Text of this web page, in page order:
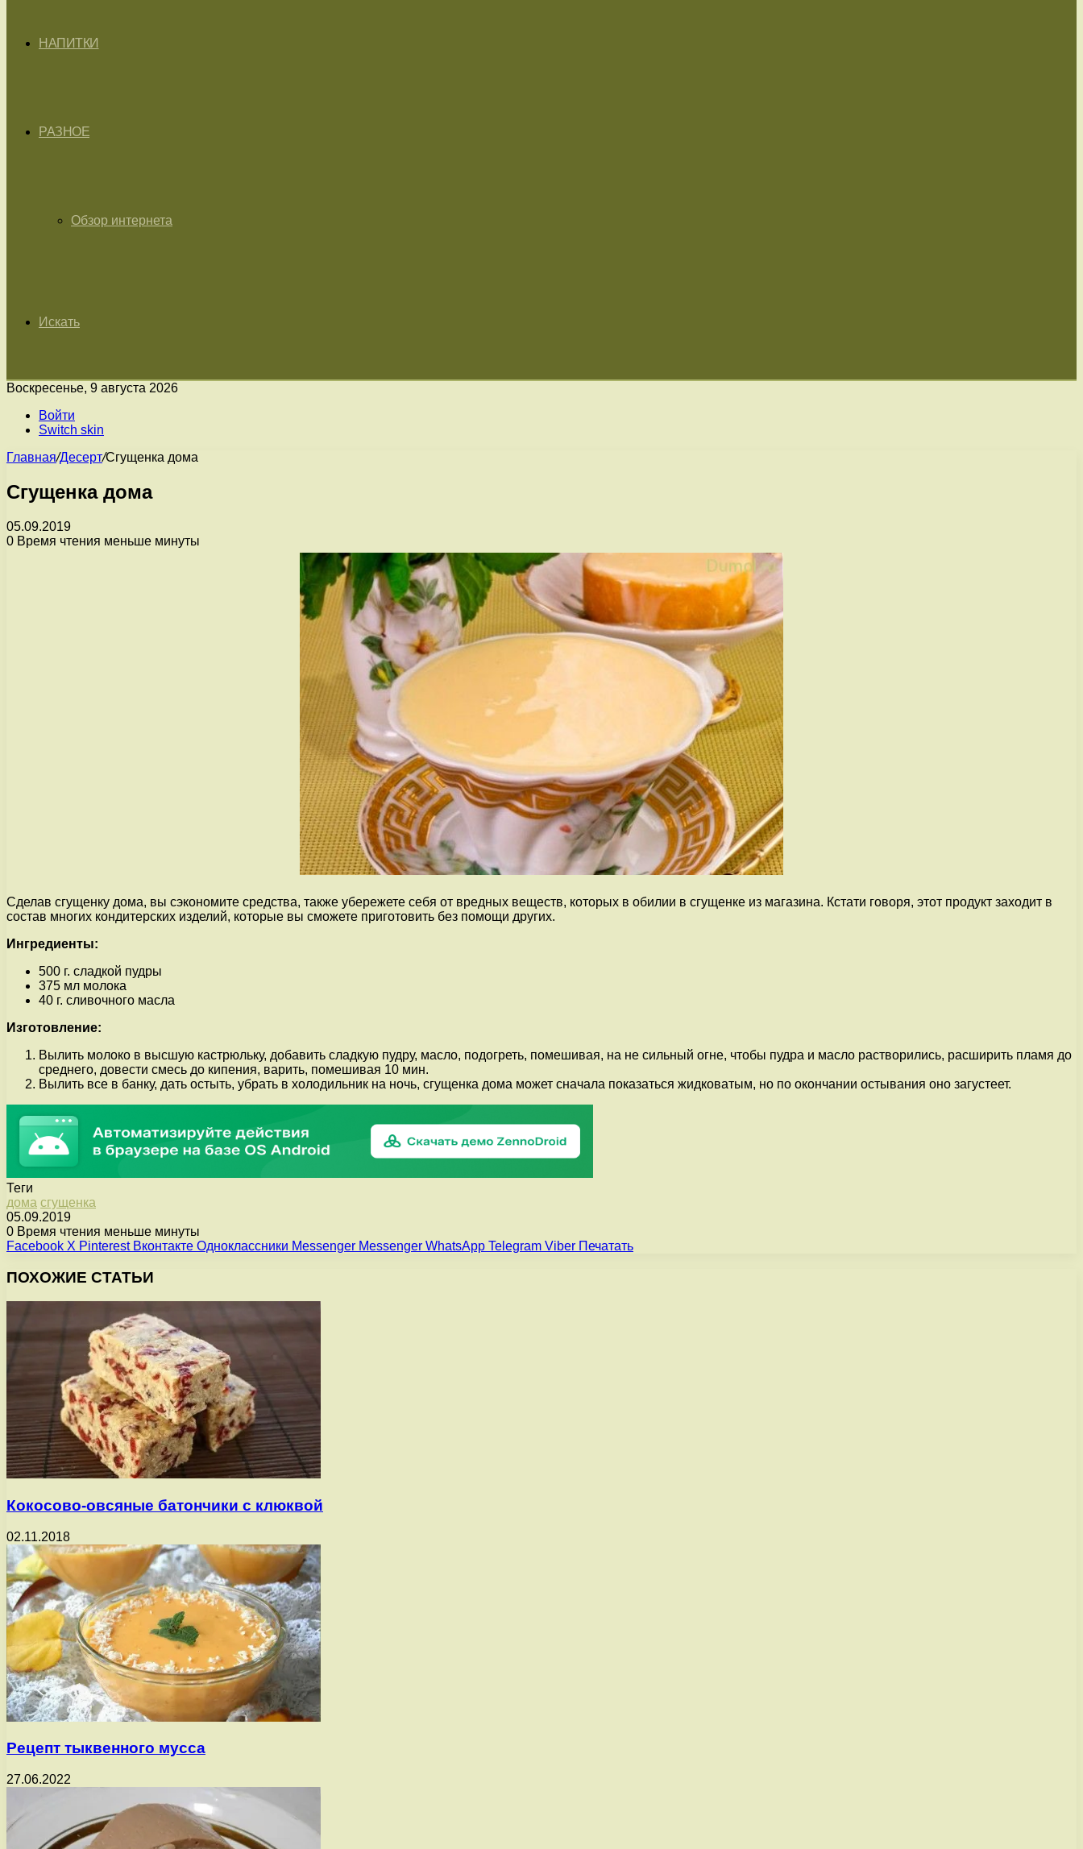
НАПИТКИ
РАЗНОЕ
Обзор интернета
Искать
Воскресенье, 9 августа 2026
Войти
Switch skin
Главная/Десерт/Сгущенка дома
Сгущенка дома
05.09.2019
0 Время чтения меньше минуты
Сделав сгущенку дома, вы сэкономите средства, также убережете себя от вредных веществ, которых в обилии в сгущенке из магазина. Кстати говоря, этот продукт заходит в
состав многих кондитерских изделий, которые вы сможете приготовить без помощи других.
Ингредиенты:
500 г. сладкой пудры
375 мл молока
40 г. сливочного масла
Изготовление:
Вылить молоко в высшую кастрюльку, добавить сладкую пудру, масло, подогреть, помешивая, на не сильный огне, чтобы пудра и масло растворились, расширить пламя до
среднего, довести смесь до кипения, варить, помешивая 10 мин.
Вылить все в банку, дать остыть, убрать в холодильник на ночь, сгущенка дома может сначала показаться жидковатым, но по окончании остывания оно загустеет.
Теги
дома сгущенка
05.09.2019
0 Время чтения меньше минуты
Facebook X Pinterest Вконтакте Одноклассники Messenger Messenger WhatsApp Telegram Viber Печатать
ПОХОЖИЕ СТАТЬИ
Кокосово-овсяные батончики с клюквой
02.11.2018
Рецепт тыквенного мусса
27.06.2022